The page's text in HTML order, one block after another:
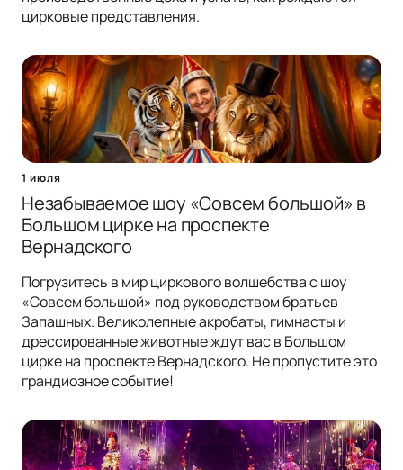
цирковые представления.
1 июля
Незабываемое шоу «Совсем большой» в
Большом цирке на проспекте
Вернадского
Погрузитесь в мир циркового волшебства с шоу
«Совсем большой» под руководством братьев
Запашных. Великолепные акробаты, гимнасты и
дрессированные животные ждут вас в Большом
цирке на проспекте Вернадского. Не пропустите это
грандиозное событие!